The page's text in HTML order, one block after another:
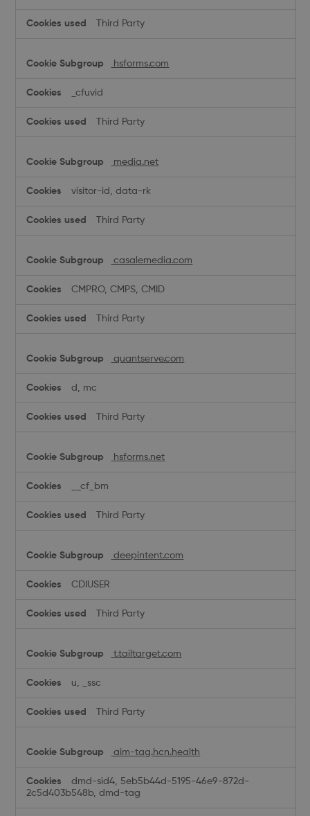
Third Party
hsforms.com
_cfuvid
Third Party
media.net
visitor-id, data-rk
Third Party
casalemedia.com
CMPRO, CMPS, CMID
Third Party
quantserve.com
d, mc
Third Party
hsforms.net
__cf_bm
Third Party
deepintent.com
CDIUSER
Third Party
t.tailtarget.com
u, _ssc
Third Party
aim-tag.hcn.health
dmd-sid4, 5eb5b44d-5195-46e9-872d-
2c5d403b548b, dmd-tag